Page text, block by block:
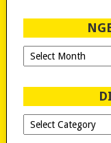
Ngeblog
Sejak
Dipilih-
dipilih..